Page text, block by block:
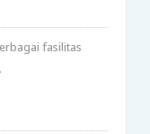
fasilitas